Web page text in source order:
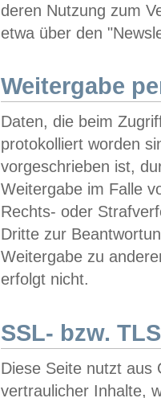
deren Nutzung zum
etwa über den
Weitergabe
Daten, die beim
protokolliert worden
vorgeschrieben ist,
Weitergabe im Falle
Rechts- oder
Dritte zur
Weitergabe zu
erfolgt nicht.
SSL- bzw.
Diese Seite nutzt aus
vertraulicher Inhalte,